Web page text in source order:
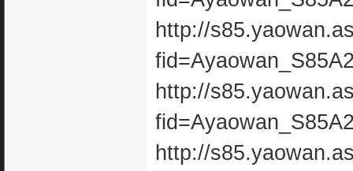
http://
http://
http://